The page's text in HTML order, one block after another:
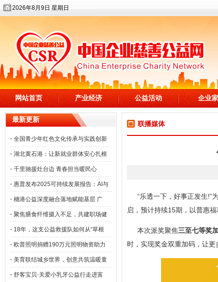
2026年8月9日 星期日
网站首页 产业经济 公益活动 企业家
最新更新
· 全国青少年红色文化传承与实践创新
· 湖北黄石港：让新就业群体安心扎根
· 千里驰援灶台边 青春担当暖民心
· 惠普发布2025可持续发展报告：AI与
· 穗港公益深度融合落地赋能基层 广
· 聚焦膳食纤维摄入不足，共建职场健
· 18年，这支公益救援队如何从“草根
· 欧普照明捐赠190万元照明物资助力
· 美育联结城乡世界，创意共筑温暖童
· 舒客宝贝·关爱小乳牙公益行走进富
联播媒体
“乐透一下，好事正发生!”
启，预计持续15期，以普惠
本次派奖聚焦三至七等奖
时，实现奖金双重加码，让